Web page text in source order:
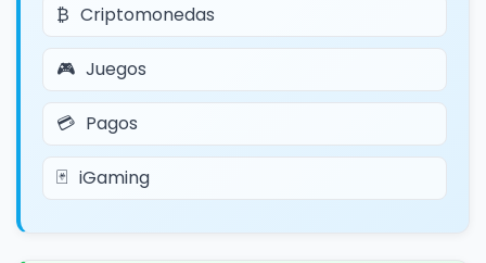
Criptomonedas
Juegos
Pagos
iGaming